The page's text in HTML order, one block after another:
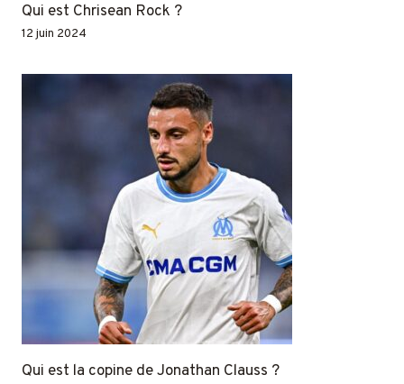
Qui est Chrisean Rock ?
12 juin 2024
Qui est la copine de Jonathan Clauss ?